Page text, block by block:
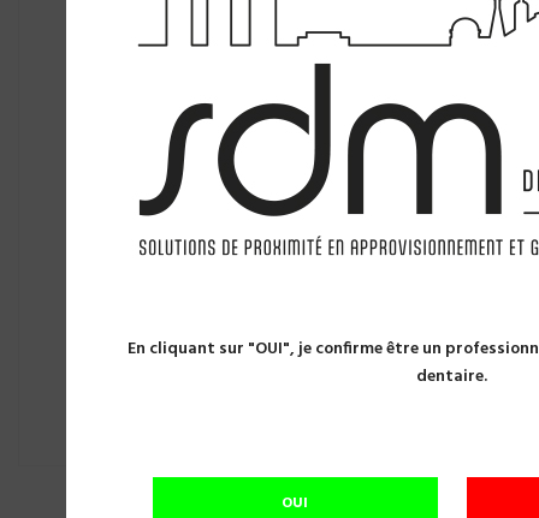
En cliquant sur "OUI", je confirme être un
dentaire.
OUI